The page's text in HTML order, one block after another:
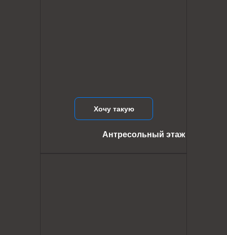
Хочу такую
Антресольный этаж